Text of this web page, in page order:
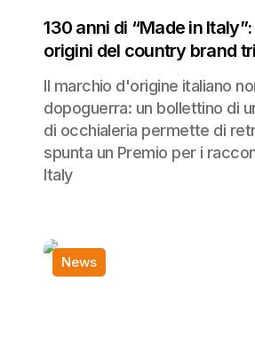
130 anni di “Made in
origini del country brand
Il marchio d'origine italiano
dopoguerra: un bollettino di
di occhialeria permette di
spunta un Premio per i
Italy
News